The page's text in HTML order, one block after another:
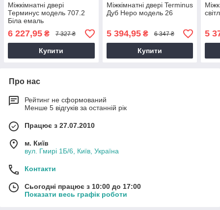
Міжкімнатні двері
Терминус модель 707.2
Біла емаль
6 227,95 ₴ 7 327 ₴
Купити
Міжкімнатні двері Terminus
Дуб Неро модель 26
5 394,95₴ 6 347 ₴
Купити
5
Про нас
Рейтинг не сформований
Менше 5 відгуків за останній рік
Працює з 27.07.2010
м. Київ
вул. Гмирі 1Б/6, Київ, Україна
Контакти
Сьогодні працює з 10:00 до 17:00
Показати весь графік роботи